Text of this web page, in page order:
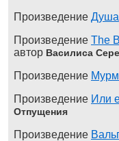
Произведение Душа
Произведение The
автор Василиса
Произведение
Произведение Или
Отпущения
Произведение